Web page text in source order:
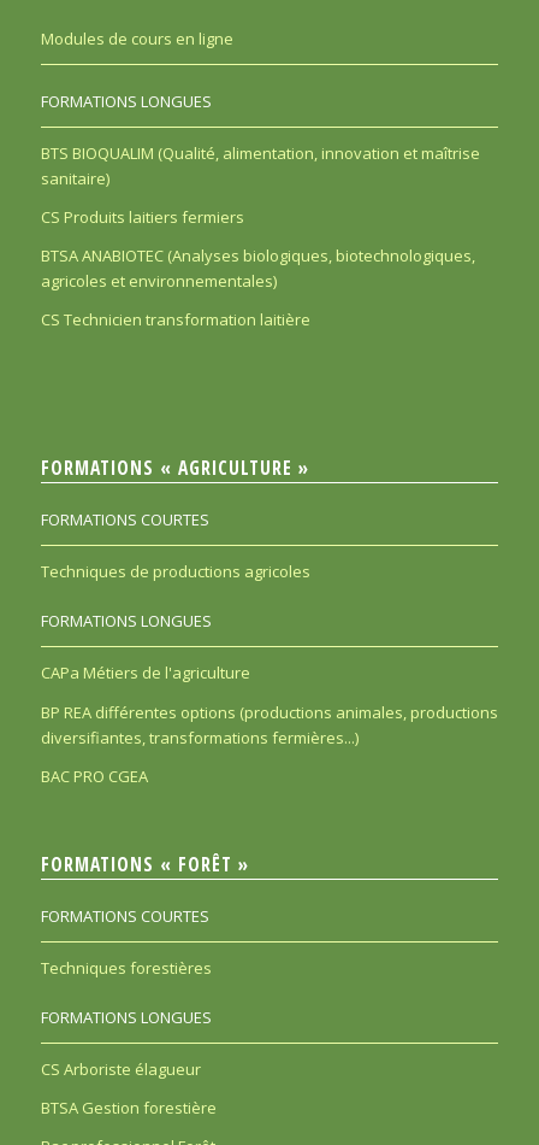
Modules de cours en ligne
FORMATIONS LONGUES
BTS BIOQUALIM (Qualité, alimentation, innovation et maîtrise
sanitaire)
CS Produits laitiers fermiers
BTSA ANABIOTEC (Analyses biologiques, biotechnologiques,
agricoles et environnementales)
CS Technicien transformation laitière
FORMATIONS « AGRICULTURE »
FORMATIONS COURTES
Techniques de productions agricoles
FORMATIONS LONGUES
CAPa Métiers de l'agriculture
BP REA différentes options (productions animales, productions
diversifiantes, transformations fermières...)
BAC PRO CGEA
FORMATIONS « FORÊT »
FORMATIONS COURTES
Techniques forestières
FORMATIONS LONGUES
CS Arboriste élagueur
BTSA Gestion forestière